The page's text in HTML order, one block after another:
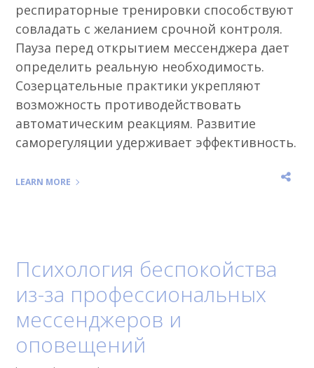
респираторные тренировки способствуют
совладать с желанием срочной контроля.
Пауза перед открытием мессенджера дает
определить реальную необходимость.
Созерцательные практики укрепляют
возможность противодействовать
автоматическим реакциям. Развитие
саморегуляции удерживает эффективность.
LEARN MORE
Психология беспокойства
из-за профессиональных
мессенджеров и
оповещений